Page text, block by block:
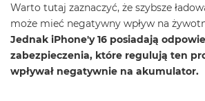
A
i
r
1
6
G
Warto tutaj zaznaczyć, że szybsze
może mieć negatywny wpływ na
Jednak iPhone'y 16 posiadają
zabezpieczenia, które regulują ten
wpływał negatywnie na akumulator.